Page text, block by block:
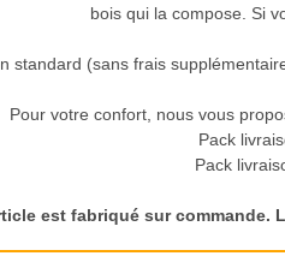
bois qui la compose. Si
standard (sans frais
Pour votre confort, nous vous
Pack
Pack
est fabriqué sur commande.